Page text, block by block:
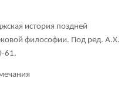
история поздней
философии. Под ред. А.Х.
61.